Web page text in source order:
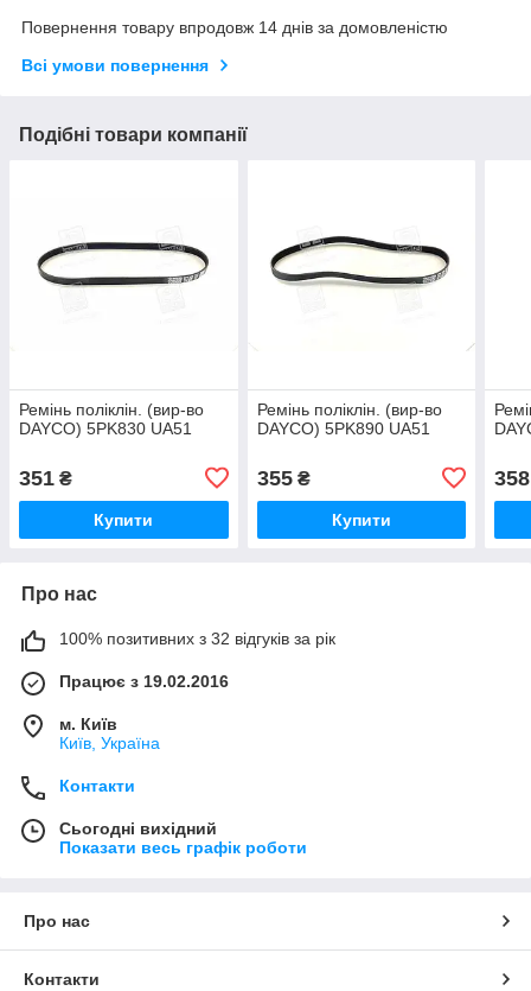
Повернення товару впродовж 14 днів за домовленістю
Всі умови повернення
Подібні товари компанії
Ремінь поліклін. (вир-во
DAYCO) 5PK830 UA51
351 ₴
Купити
Ремінь поліклін. (вир-во
DAYCO) 5PK890 UA51
355₴
Купити
358
Про нас
100% позитивних з 32 відгуків за рік
Працює з 19.02.2016
м. Київ
Київ, Україна
Контакти
Сьогодні вихідний
Показати весь графік роботи
Про нас
Контакти